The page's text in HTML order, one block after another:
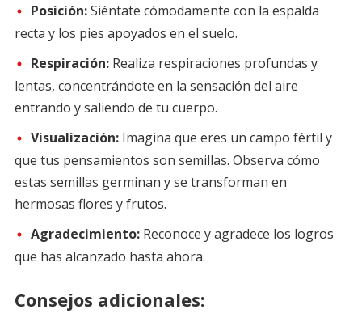
Posición:Siéntate cómodamente con la espalda
recta y los pies apoyados en el suelo.
Respiración:Realiza respiraciones profundas y
lentas, concentrándote en la sensación del aire
entrando y saliendo de tu cuerpo.
Visualización:Imagina que eres un campo fértil y
que tus pensamientos son semillas. Observa cómo
estas semillas germinan y se transforman en
hermosas flores y frutos.
Agradecimiento:Reconoce y agradece los logros
que has alcanzado hasta ahora.
Consejos adicionales: